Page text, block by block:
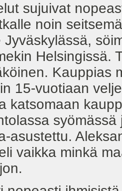
sujuivat
noin
Jyväskylässä,
Helsingissä.
Kauppias
15-vuotiaan
katsomaan
asustettu.
vaikka minkä